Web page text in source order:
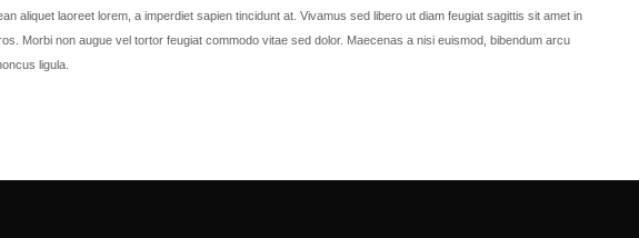
aliquet laoreet lorem, a imperdiet sapien tincidunt at. Vivamus sed libero ut diam feugiat sagittis sit amet in
Morbi non augue vel tortor feugiat commodo vitae sed dolor. Maecenas a nisi euismod, bibendum arcu
ligula.